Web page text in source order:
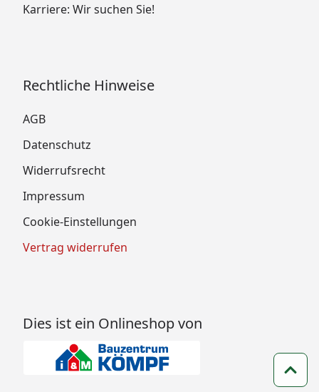
Karriere: Wir suchen Sie!
Rechtliche Hinweise
AGB
Datenschutz
Widerrufsrecht
Impressum
Cookie-Einstellungen
Vertrag widerrufen
Dies ist ein Onlineshop von